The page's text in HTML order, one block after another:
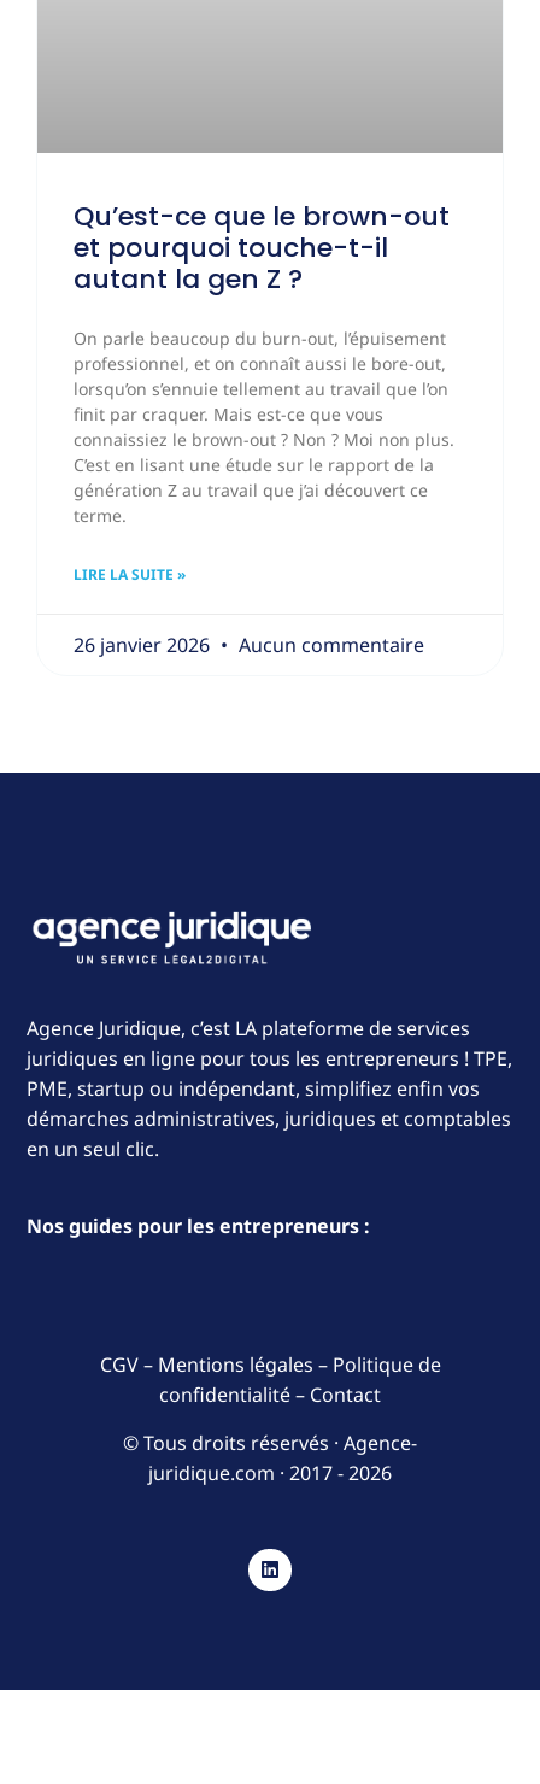
Qu’est-ce que le brown-out
et pourquoi touche-t-il
autant la gen Z ?
On parle beaucoup du burn-out, l’épuisement
professionnel, et on connaît aussi le bore-out,
lorsqu’on s’ennuie tellement au travail que l’on
finit par craquer. Mais est-ce que vous
connaissiez le brown-out ? Non ? Moi non plus.
C’est en lisant une étude sur le rapport de la
génération Z au travail que j’ai découvert ce
terme.
LIRE LA SUITE »
26 janvier 2026 Aucun commentaire
Agence Juridique, c’est LA plateforme de services
juridiques en ligne pour tous les entrepreneurs ! TPE,
PME, startup ou indépendant, simplifiez enfin vos
démarches administratives, juridiques et comptables
en un seul clic.
Nos guides pour les entrepreneurs :
CGV– Mentions légales – Politique de
confidentialité– Contact
© Tous droits réservés · Agence-
juridique.com · 2017 - 2026